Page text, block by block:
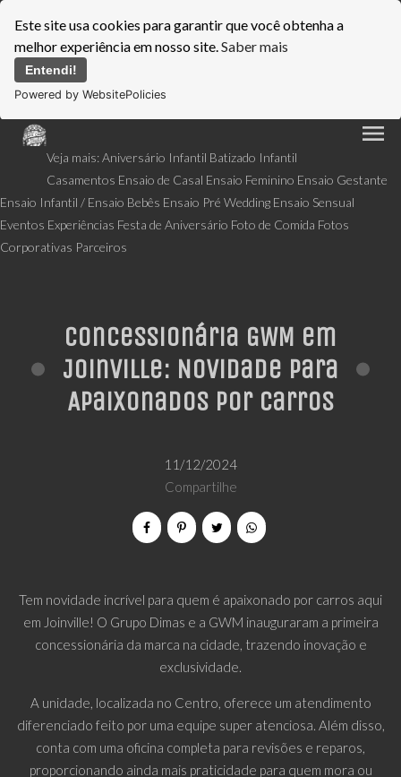
Este site usa cookies para garantir que você obtenha a
melhor experiência em nosso site.Saber mais
Entendi!
Powered by WebsitePolicies
menu
Veja mais:Aniversário Infantil Batizado Infantil
Casamentos Ensaio de Casal Ensaio Feminino Ensaio Gestante
Ensaio Infantil / Ensaio Bebês Ensaio Pré Wedding Ensaio Sensual
Eventos Experiências Festa de Aniversário Foto de Comida Fotos
Corporativas Parceiros
Concessionária GWM em
Joinville: Novidade para
Apaixonados por Carros
11/12/2024
Compartilhe
Tem novidade incrível para quem é apaixonado por carros aqui
em Joinville! O Grupo Dimas e a GWM inauguraram a primeira
concessionária da marca na cidade, trazendo inovação e
exclusividade.
A unidade, localizada no Centro, oferece um atendimento
diferenciado feito por uma equipe super atenciosa. Além disso,
conta com uma oficina completa para revisões e reparos,
proporcionando ainda mais praticidade para quem mora ou